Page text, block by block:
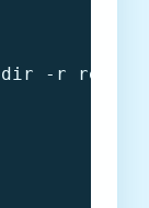
dir -r